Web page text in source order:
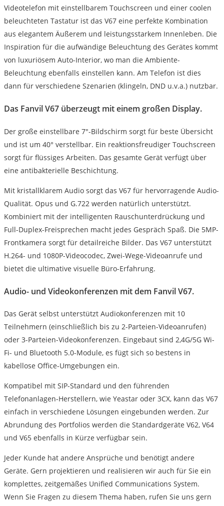
Videotelefon mit einstellbarem Touchscreen und einer coolen
beleuchteten Tastatur ist das V67 eine perfekte Kombination
aus elegantem Äußerem und leistungsstarkem Innenleben. Die
Inspiration für die aufwändige Beleuchtung des Gerätes kommt
von luxuriösem Auto-Interior, wo man die Ambiente-
Beleuchtung ebenfalls einstellen kann. Am Telefon ist dies
dann für verschiedene Szenarien (klingeln, DND u.v.a.) nutzbar.
Das Fanvil V67 überzeugt mit einem großen Display.
Der große einstellbare 7″-Bildschirm sorgt für beste Übersicht
und ist um 40° verstellbar. Ein reaktionsfreudiger Touchscreen
sorgt für flüssiges Arbeiten. Das gesamte Gerät verfügt über
eine antibakterielle Beschichtung.
Mit kristallklarem Audio sorgt das V67 für hervorragende Audio-
Qualität. Opus und G.722 werden natürlich unterstützt.
Kombiniert mit der intelligenten Rauschunterdrückung und
Full-Duplex-Freisprechen macht jedes Gespräch Spaß. Die 5MP-
Frontkamera sorgt für detailreiche Bilder. Das V67 unterstützt
H.264- und 1080P-Videocodec, Zwei-Wege-Videoanrufe und
bietet die ultimative visuelle Büro-Erfahrung.
Audio- und Videokonferenzen mit dem Fanvil V67.
Das Gerät selbst unterstützt Audiokonferenzen mit 10
Teilnehmern (einschließlich bis zu 2-Parteien-Videoanrufen)
oder 3-Parteien-Videokonferenzen. Eingebaut sind 2,4G/5G Wi-
Fi- und Bluetooth 5.0-Module, es fügt sich so bestens in
kabellose Office-Umgebungen ein.
Kompatibel mit SIP-Standard und den führenden
Telefonanlagen-Herstellern, wie Yeastar oder 3CX, kann das V67
einfach in verschiedene Lösungen eingebunden werden. Zur
Abrundung des Portfolios werden die Standardgeräte V62, V64
und V65 ebenfalls in Kürze verfügbar sein.
Jeder Kunde hat andere Ansprüche und benötigt andere
Geräte. Gern projektieren und realisieren wir auch für Sie ein
komplettes, zeitgemäßes Unified Communications System.
Wenn Sie Fragen zu diesem Thema haben, rufen Sie uns gern